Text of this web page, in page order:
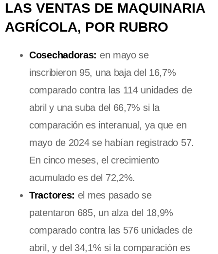
LAS VENTAS DE MAQUINARIA
AGRÍCOLA, POR RUBRO
Cosechadoras: en mayo se
inscribieron 95, una baja del 16,7%
comparado contra las 114 unidades de
abril y una suba del 66,7% si la
comparación es interanual, ya que en
mayo de 2024 se habían registrado 57.
En cinco meses, el crecimiento
acumulado es del 72,2%.
Tractores: el mes pasado se
patentaron 685, un alza del 18,9%
comparado contra las 576 unidades de
abril, y del 34,1% si la comparación es